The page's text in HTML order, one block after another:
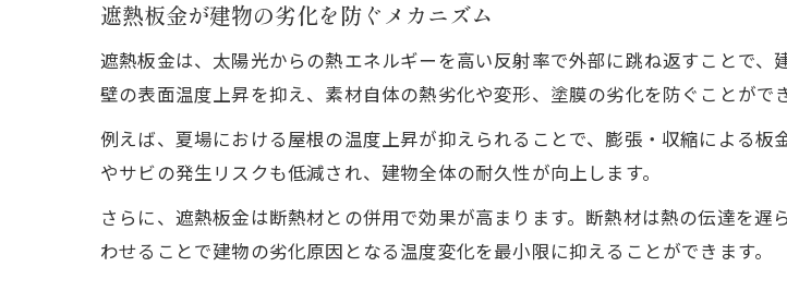
遮熱板金が建物の劣化を防ぐメカニズム
遮熱板金は、太陽光からの熱エネルギーを高い反射率で外部に跳ね返すことで
壁の表面温度上昇を抑え、素材自体の熱劣化や変形、塗膜の劣化を防ぐことができ
例えば、夏場における屋根の温度上昇が抑えられることで、膨張・収縮による
やサビの発生リスクも低減され、建物全体の耐久性が向上します。
さらに、遮熱板金は断熱材との併用で効果が高まります。断熱材は熱の伝達を
わせることで建物の劣化原因となる温度変化を最小限に抑えることができます。